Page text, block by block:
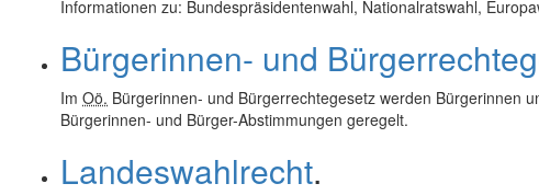
Informationen zu: Bundespräsidentenwahl, Nationalratswahl,
Bürgerinnen- und
Im Oö. Bürgerinnen- und Bürgerrechtegesetz werden Bürgerinnen
Bürgerinnen- und Bürger-Abstimmungen geregelt.
Landeswahlrecht.